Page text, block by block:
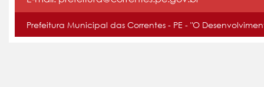
Prefeitura Municipal das Correntes - PE - "O